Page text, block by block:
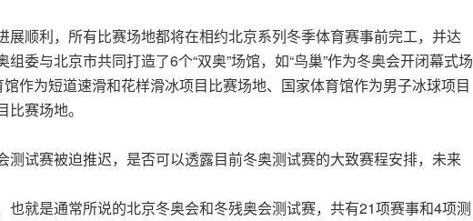
展顺利，所有比赛场地都将在相约北京系列冬季体育赛事前完工，并达
委与北京市共同打造了6个“双奥”场馆，如“鸟巢”作为冬奥会开闭幕式场
作为短道速滑和花样滑冰项目比赛场地、国家体育馆作为男子冰球项目
赛场地。
测试赛被迫推迟，是否可以透露目前冬奥测试赛的大致赛程安排，未来
也就是通常所说的北京冬奥会和冬残奥会测试赛，共有21项赛事和4项测